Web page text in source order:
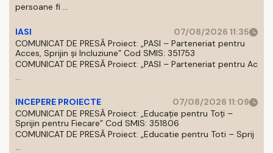
persoane fi ...
IASI
07/08/2026 11:35
COMUNICAT DE PRESĂ Proiect: „PASI – Parteneriat pentru
Acces, Sprijin și Incluziune” Cod SMIS: 351753
COMUNICAT DE PRESĂ Proiect: „PASI – Parteneriat pentru Ac
...
INCEPERE PROIECTE
07/08/2026 11:09
COMUNICAT DE PRESĂ Proiect: „Educație pentru Toți –
Sprijin pentru Fiecare” Cod SMIS: 351806
COMUNICAT DE PRESĂ Proiect: „Educatie pentru Toti – Sprij
...